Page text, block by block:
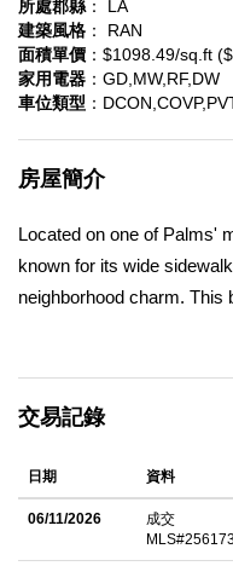
所處郡縣 ： LA
建築風格 ： RAN
面積單價 ：$1098.49/sq.ft
家用電器 ：GD,MW,RF,DW
車位類型 ：
房屋簡介
Located on one of Palms'
known for its wide
neighborhood charm. This
home sits on an
area, and breakfast nook.
and the heater was
move-in ready. French
backyard, creating a
交易記錄
日期 資料
06/11/2026
成交